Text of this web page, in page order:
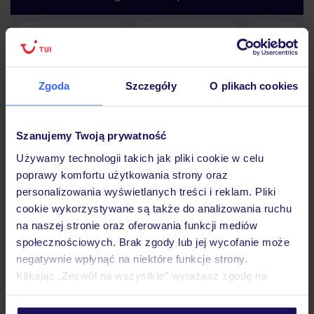
Zgoda Szczegóły O plikach cookies
Szanujemy Twoją prywatność
Używamy technologii takich jak pliki cookie w celu
poprawy komfortu użytkowania strony oraz
personalizowania wyświetlanych treści i reklam. Pliki
cookie wykorzystywane są także do analizowania ruchu
na naszej stronie oraz oferowania funkcji mediów
społecznościowych. Brak zgody lub jej wycofanie może
negatywnie wpłynąć na niektóre funkcje strony.
Klikając „Zezwól na wszystkie” wyrażasz zgodę na
personalizować swój wybór wchodząc w zakładkę
Lider niskich cen
Największe biuro
podróży w Polsce
30 lat w
Hotel
Pokoje
Wyżywienie